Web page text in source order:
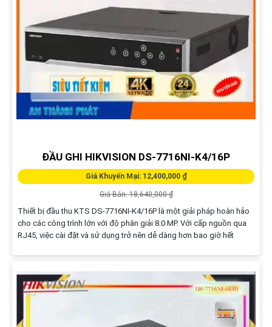
ĐẦU GHI HIKVISION DS-7716NI-K4/16P
Giá Khuyến Mại: 12,400,000 ₫
Giá Bán: 18,640,000 ₫
Thiết bị đầu thu KTS DS-7716NI-K4/16P là một giải pháp hoàn hảo
cho các công trình lớn với độ phân giải 8.0 MP. Với cấp nguồn qua
RJ45, việc cài đặt và sử dụng trở nên dễ dàng hơn bao giờ hết